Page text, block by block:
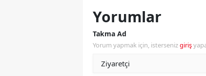
Yorumlar
Takma Ad
Yorum yapmak için, istersenizgiriş